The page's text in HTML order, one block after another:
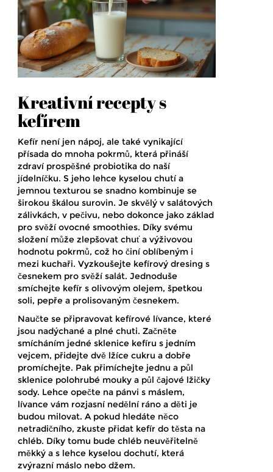
Kreativní recepty s
kefírem
Kefír není jen nápoj, ale také vynikající
přísada do mnoha pokrmů, která přináší
zdraví prospěšné probiotika do naší
jídelníčku. S jeho lehce kyselou chutí a
jemnou texturou se snadno kombinuje se
širokou škálou surovin. Je skvělý v salátových
zálivkách, v pečivu, nebo dokonce jako základ
pro svěží ovocné smoothies. Díky svému
složení může zlepšovat chuť a výživovou
hodnotu pokrmů, což ho činí oblíbeným i
mezi kuchaři. Vyzkoušejte kefírový dresing s
česnekem pro svěží salát. Jednoduše
smíchejte kefír s olivovým olejem, špetkou
soli, pepře a prolisovaným česnekem.
Naučte se připravovat kefírové lívance, které
jsou nadýchané a plné chuti. Začněte
smícháním jedné sklenice kefíru s jedním
vejcem, přidejte dvě lžíce cukru a dobře
promíchejte. Pak přimíchejte jednu a půl
sklenice polohrubé mouky a půl čajové lžičky
sody. Lehce opečte na pánvi s máslem,
lívance vám rozjasní nedělní ráno a děti je
budou milovat. A pokud hledáte něco
netradičního, zkuste přidat kefír do těsta na
chléb. Díky tomu bude chléb neuvěřitelně
měkký a s lehce kyselou dochutí, která
zvýrazní máslo nebo džem.